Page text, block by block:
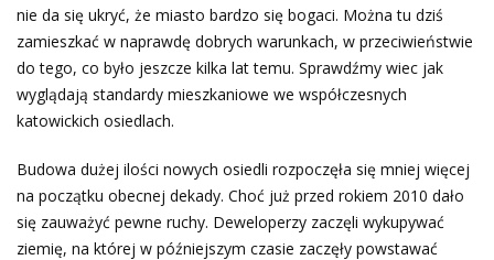
nie da się ukryć, że miasto bardzo się bogaci. Można tu dziś
zamieszkać w naprawdę dobrych warunkach, w przeciwieństwie
do tego, co było jeszcze kilka lat temu. Sprawdźmy wiec jak
wyglądają standardy mieszkaniowe we współczesnych
katowickich osiedlach.
Budowa dużej ilości nowych osiedli rozpoczęła się mniej więcej
na początku obecnej dekady. Choć już przed rokiem 2010 dało
się zauważyć pewne ruchy. Deweloperzy zaczęli wykupywać
ziemię, na której w późniejszym czasie zaczęły powstawać